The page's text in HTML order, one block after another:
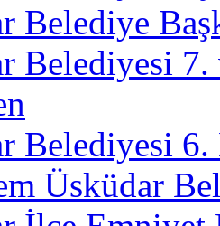
Belediye
Belediyesi
Belediyesi 6.
Üsküdar